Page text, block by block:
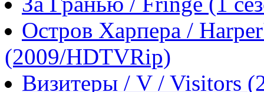
Остров Харпера /
(2009/HDTVRip)
Визитеры / V / Visitors